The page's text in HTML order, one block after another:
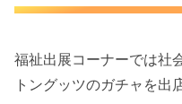
福祉出展コーナーでは社
トングッツのガチャを出